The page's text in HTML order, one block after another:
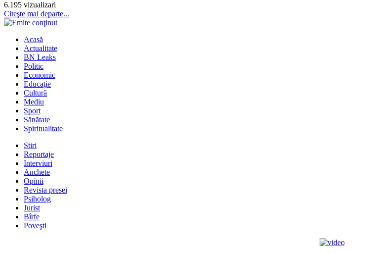
6.195 vizualizari
Citeşte mai departe...
Acasă
Actualitate
BN Leaks
Politic
Economic
Educaţie
Cultură
Mediu
Sport
Sănătate
Spiritualitate
Stiri
Reportaje
Interviuri
Anchete
Opinii
Revista presei
Psiholog
Jurist
Bîrfe
Poveşti